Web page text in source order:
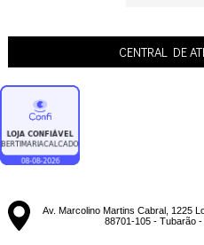
CENTRAL DE
Av. Marcolino Martins Cabral, 1225
88701-105 - Tubarão -